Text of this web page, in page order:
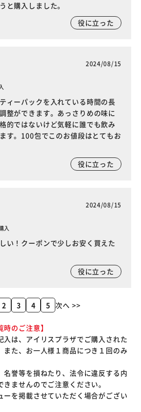
と購入しました。
役に立った
2024/08/15
ィーパックを入れている時間の長
整ができます。あっさりめの味に
的ではないけど気軽に誰でも飲み
す。100包でこのお値段はとてもお
役に立った
2024/08/15
入
い！クーポンで少しお安く買えた
役に立った
2 3 4 5 次へ >>
時のご注意】
入は、アイリスプラザでご購入された
また、お一人様１商品につき１回のみ
名誉等を損ねたり、法令に違反する内
ませんのでご注意ください。
ーを掲載させていただく場合がござい